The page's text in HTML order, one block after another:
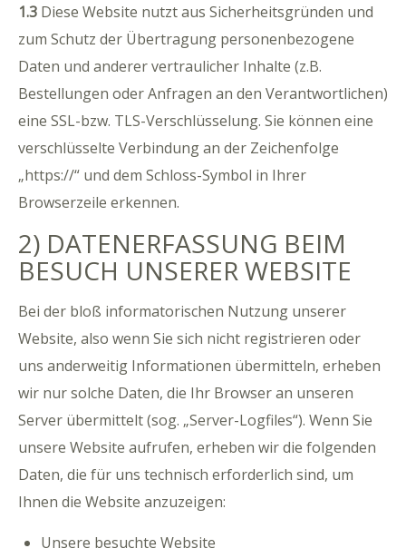
1.3 Diese Website nutzt aus Sicherheitsgründen und
zum Schutz der Übertragung personenbezogene
Daten und anderer vertraulicher Inhalte (z.B.
Bestellungen oder Anfragen an den Verantwortlichen)
eine SSL-bzw. TLS-Verschlüsselung. Sie können eine
verschlüsselte Verbindung an der Zeichenfolge
„https://“ und dem Schloss-Symbol in Ihrer
Browserzeile erkennen.
2) DATENERFASSUNG BEIM
BESUCH UNSERER WEBSITE
Bei der bloß informatorischen Nutzung unserer
Website, also wenn Sie sich nicht registrieren oder
uns anderweitig Informationen übermitteln, erheben
wir nur solche Daten, die Ihr Browser an unseren
Server übermittelt (sog. „Server-Logfiles“). Wenn Sie
unsere Website aufrufen, erheben wir die folgenden
Daten, die für uns technisch erforderlich sind, um
Ihnen die Website anzuzeigen:
Unsere besuchte Website